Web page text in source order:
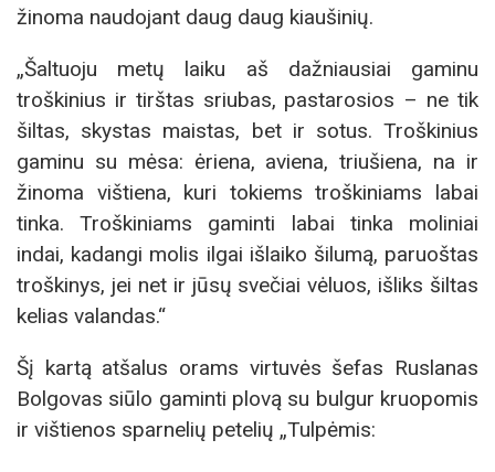
žinoma naudojant daug daug kiaušinių.
„Šaltuoju metų laiku aš dažniausiai gaminu
troškinius ir tirštas sriubas, pastarosios – ne tik
šiltas, skystas maistas, bet ir sotus. Troškinius
gaminu su mėsa: ėriena, aviena, triušiena, na ir
žinoma vištiena, kuri tokiems troškiniams labai
tinka. Troškiniams gaminti labai tinka moliniai
indai, kadangi molis ilgai išlaiko šilumą, paruoštas
troškinys, jei net ir jūsų svečiai vėluos, išliks šiltas
kelias valandas.“
Šį kartą atšalus orams virtuvės šefas Ruslanas
Bolgovas siūlo gaminti plovą su bulgur kruopomis
ir vištienos sparnelių petelių „Tulpėmis: